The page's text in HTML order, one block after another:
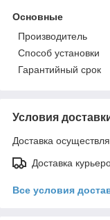
Основные
Производитель
Способ установки
Гарантийный срок
Условия
Доставка
Доставка
Все условия